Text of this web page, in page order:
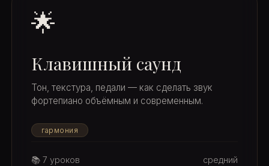
🌟
Клавишный саунд
Тон, текстура, педали — как сделать звук
фортепиано объёмным и современным.
гармония
📚 7 уроков средний